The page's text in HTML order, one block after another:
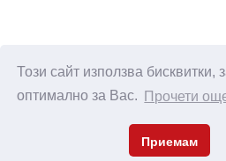
Този сайт използва бисквитки,
оптимално за Вас.
Прочети
Приемам